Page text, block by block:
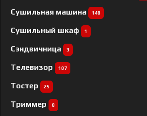
Сушильная машина 148
Сушильный шкаф 1
Сэндвичница 3
Телевизор 107
Тостер 25
Триммер 8